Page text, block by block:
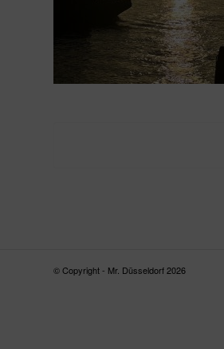
© Copyright - Mr. Düsseldorf 2026